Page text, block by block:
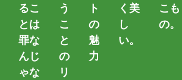
るこ
とは
罪な
んじ
ゃな
う
こ
と
の
リ
ト
の
魅
力
く美
し
い。
こも
の。